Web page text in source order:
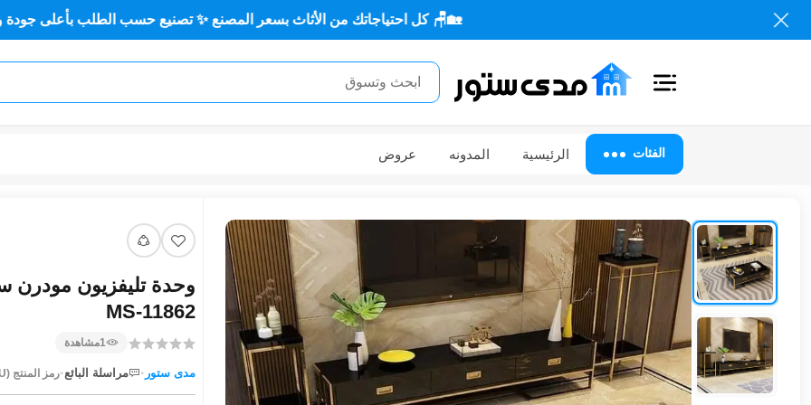
🏡🪑 كل احتياجاتك من الأثاث بسعر المصنع ✨ تصنيع حسب الطلب بأعلى جودة وأقل سعر
أثاث
مكتبي
أثاث
منزلي
أثاث
خارجي
الفئات الرئيسية المدونه عروض
وحدة تليفزيون مودرن
MS-11862
1مشاهدة
مدى ستور · مراسلة البائع·رمز المنتج (SKU):